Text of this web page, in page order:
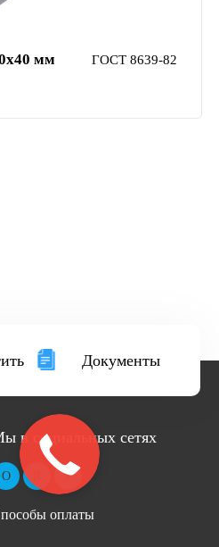
мм ГОСТ 8639-82
Документы
в социальных сетях
оплаты